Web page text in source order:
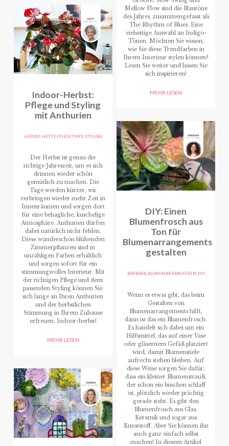
Indoor-Herbst:
Pflege und Styling
mit Anthurien
HERBST, HETTY, PFLEGETIPPS, STYLING
Der Herbst ist genau die
richtige Jahreszeit, um es sich
drinnen wieder schön
gemütlich zu machen. Die
Tage werden kürzer, wir
verbringen wieder mehr Zeit in
Innenräumen und sorgen dort
für eine behagliche, kuschelige
Atmosphäre. Anthurien dürfen
dabei natürlich nicht fehlen.
Diese wunderschön blühenden
Zimmerpflanzen sind in
unzähligen Farben erhältlich
und sorgen sofort für ein
stimmungsvolles Interieur. Mit
der richtigen Pflege und dem
passenden Styling können Sie
sich lange an Ihren Anthurien
und der herbstlichen
Stimmung in Ihrem Zuhause
erfreuen. Indoor-herbst!
MEHR LESEN
Mellow Flow sind die Blautöne
des Jahres, zusammengefasst als
The Rhythm of Blues. Eine
vielseitige Auswahl an Indigo-
Tönen. Möchten Sie wissen,
wie Sie diese Trendfarben in
Ihrem Interieur stylen können?
Lesen Sie weiter und lassen Sie
sich inspirieren!
MEHR LESEN
DIY: Einen
Blumenfrosch aus
Ton für
Blumenarrangements
gestalten
BARBARA, BLUMEN ARRANGIEREN, DIY
Wenn es etwas gibt, das beim
Gestalten von
Blumenarrangements hilft,
dann ist das ein Blumenfrosch.
Es handelt sich dabei um ein
Hilfsmittel, das auf einer Vase
oder gläsernem Gefäß platziert
wird, damit Blumenstiele
aufrecht stehen bleiben. Auf
diese Weise sorgen Sie dafür,
dass ein kleiner Blumenstrauß,
der schon ein bisschen schlaff
ist, plötzlich wieder prächtig
gerade steht. Es gibt den
Blumenfrosch aus Glas,
Keramik und sogar aus
Kunststoff. Aber Sie können ihn
auch ganz einfach selbst
machen! In diesem Artikel